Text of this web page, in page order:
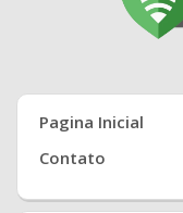
Pagina Inicial
Contato